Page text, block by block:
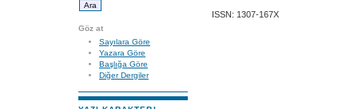
Göz at
Sayılara Göre
Yazara Göre
Başlığa Göre
Diğer Dergiler
ISSN: 1307-167X